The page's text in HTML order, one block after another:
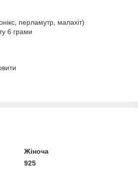
перламутр, малахіт)
6 грами
Жіноча
925